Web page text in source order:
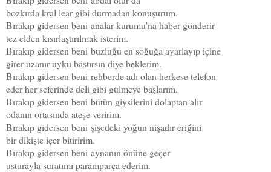
bozkırda kral lear gibi durmadan konuşurum.
Bırakıp gidersen beni analar kurumu'na haber gönderir
tez elden kısırlaştırılmak isterim.
Bırakıp gidersen beni buzluğu en soğuğa ayarlayıp içine
girer uzanır uyku bastırsın diye beklerim.
Bırakıp gidersen beni rehberde adı olan herkese telefon
eder her seferinde deli gibi gülmeye başlarım.
Bırakıp gidersen beni bütün giysilerini dolaptan alır
odanın ortasında ateşe veririm.
Bırakıp gidersen beni şişedeki yoğun nişadır eriğini
bir dikişte içer bitiririm.
Bırakıp gidersen beni aynanın önüne geçer
usturayla suratımı paramparça ederim.